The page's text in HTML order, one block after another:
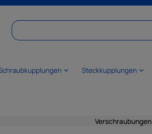
Steckkupplungen
Verschraubungen